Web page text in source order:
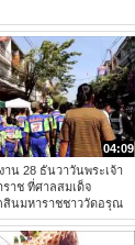
04:09
าน 28 ธันวาวันพระเจ้า
าช ที่ศาลสมเด็จ
สินมหาราชชาววัดอรุณ